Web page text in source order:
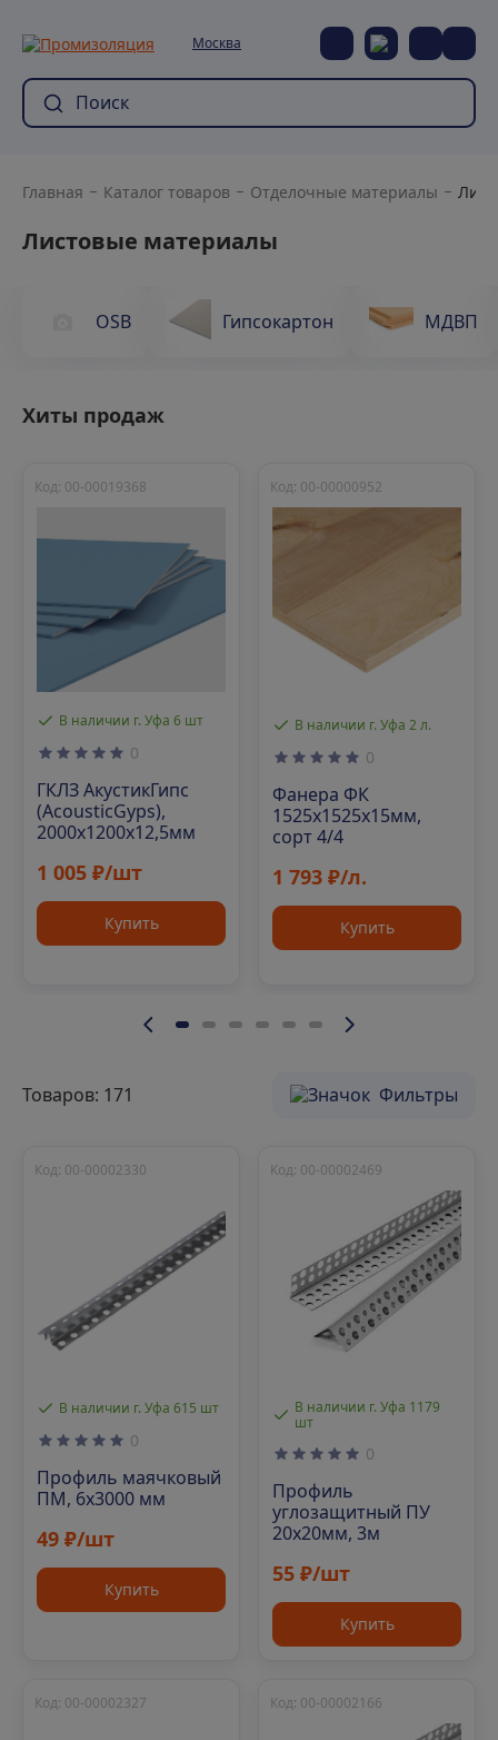
Москва
Главная Каталог товаров Отделочные материалы
Листовые материалы
OSB Гипсокартон МДВП
Хиты продаж
В наличии г. Уфа 6 шт
Код: 00-00019368
0
ГКЛЗ АкустикГипс
(AcousticGyps),
2000х1200х12,5мм
1 005 ₽/шт
Купить
В наличии г. Уфа 2 л.
Код: 00-00000952
0
Фанера ФК
1525х1525х15мм,
сорт 4/4
1 793 ₽/л.
Купить
Товаров: 171 Фильтры
В наличии г. Уфа 615 шт
Код: 00-00002330
0
Профиль маячковый
ПМ, 6х3000 мм
49 ₽/шт
Купить
В наличии г. Уфа 1179
шт
Код: 00-00002469
0
Профиль
углозащитный ПУ
20х20мм, 3м
55 ₽/шт
Купить
Код: 00-00002327 Код: 00-00002166